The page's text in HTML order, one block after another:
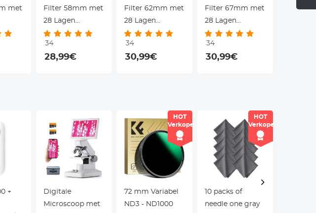
met
Filter 58mm met
28 Lagen
Coating en
Lensdop - Nano
Xcel Serie
34
28,99€
Filter 62mm met
28 Lagen
Coating en
Lensdop - Nano
Xcel Serie
34
30,99€
Filter 67mm met
28 Lagen
Coating en
Lensdop - Nano
Xcel Serie
34
30,99€
Filter
+
Digitale
Microscoop met
HOT
Verkoper
72 mm Variabel
ND3 - ND1000
HOT
Verkoper
10 packs of
needle one gray